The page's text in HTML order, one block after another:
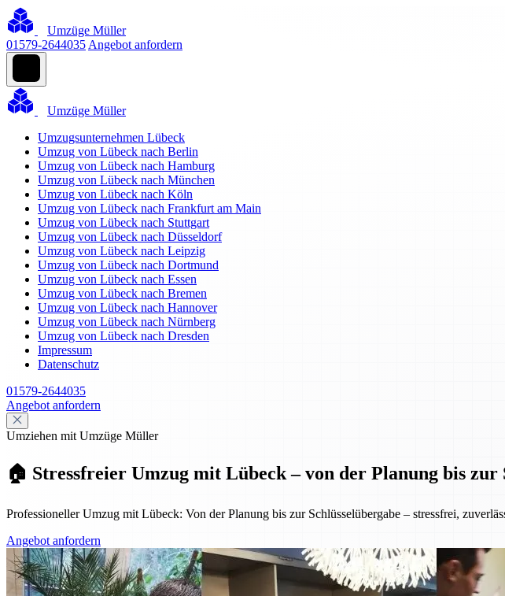
Umzüge Müller
01579-2644035 Angebot anfordern
Umzüge Müller
Umzugsunternehmen Lübeck
Umzug von Lübeck nach Berlin
Umzug von Lübeck nach Hamburg
Umzug von Lübeck nach München
Umzug von Lübeck nach Köln
Umzug von Lübeck nach Frankfurt am Main
Umzug von Lübeck nach Stuttgart
Umzug von Lübeck nach Düsseldorf
Umzug von Lübeck nach Leipzig
Umzug von Lübeck nach Dortmund
Umzug von Lübeck nach Essen
Umzug von Lübeck nach Bremen
Umzug von Lübeck nach Hannover
Umzug von Lübeck nach Nürnberg
Umzug von Lübeck nach Dresden
Impressum
Datenschutz
01579-2644035
Angebot anfordern
Umziehen mit Umzüge Müller
🏠 Stressfreier Umzug mit Lübeck – von der Planung bis zur
Professioneller Umzug mit Lübeck: Von der Planung bis zur Schlüsselübergabe – stressfrei,
Angebot anfordern